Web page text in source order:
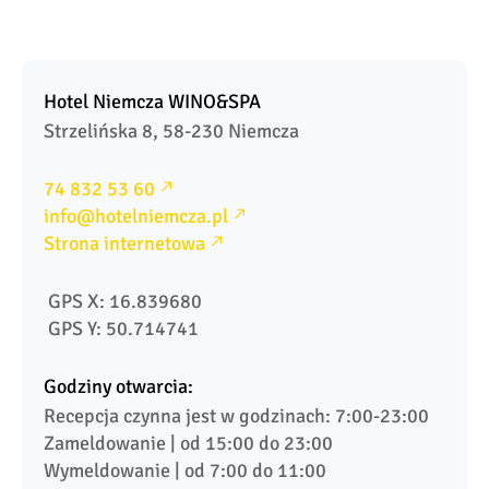
Hotel Niemcza WINO&SPA
Strzelińska 8, 58-230 Niemcza
74 832 53 60
info@hotelniemcza.pl
Strona internetowa
GPS X: 16.839680
GPS Y: 50.714741
Godziny otwarcia:
Recepcja czynna jest w godzinach: 7:00-23:00
Zameldowanie | od 15:00 do 23:00
Wymeldowanie | od 7:00 do 11:00